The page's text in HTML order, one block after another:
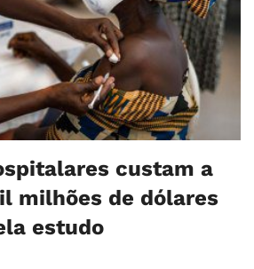
custam a
milhões de dólares
estudo